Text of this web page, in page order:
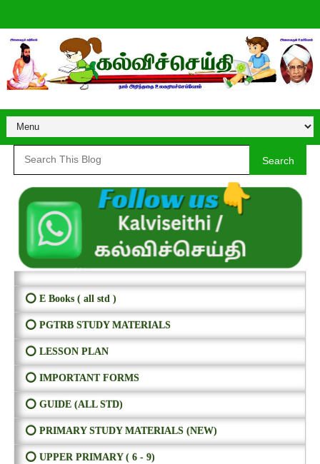
Search
⭕ E Books ( all std )
⭕ PGTRB STUDY MATERIALS
⭕ LESSON PLAN
⭕ IMPORTANT FORMS
⭕ GUIDE (ALL STD)
⭕ PRIMARY STUDY MATERIALS (NEW)
⭕ UPPER PRIMARY ( 6 - 9)